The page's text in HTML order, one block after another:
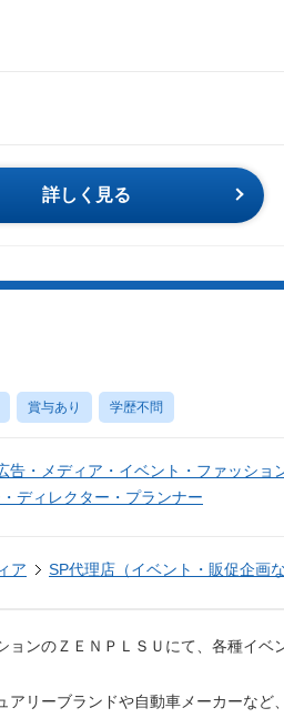
詳しく見る
賞与あり 学歴不問
告・メディア・イベント・ファッション
ディレクター・プランナー
ア SP代理店（イベント・販促企画な
ョンのＺＥＮＰＬＳＵにて、各種イ
アリーブランドや自動車メーカーなど